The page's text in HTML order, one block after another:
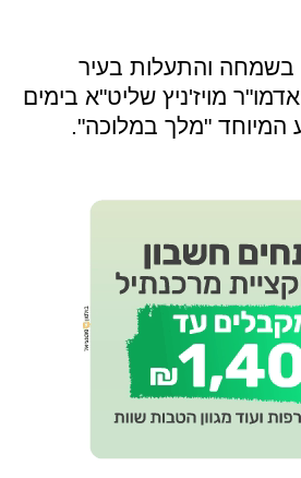
בשמחה והתעלות בעיר
מויז'ניץ שליט"א בימים
"מלך במלוכה".